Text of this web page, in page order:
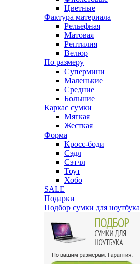
Цветные
Фактура материала
Рельефная
Матовая
Рептилия
Велюр
По размеру
Супермини
Маленькие
Средние
Большие
Каркас сумки
Мягкая
Жесткая
Форма
Кросс-боди
Сэдл
Сэтчл
Тоут
Хобо
SALE
Подарки
Подбор сумки для ноутбука